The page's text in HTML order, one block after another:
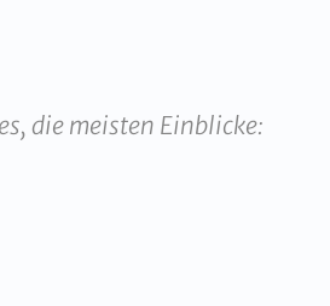
die meisten Einblicke: